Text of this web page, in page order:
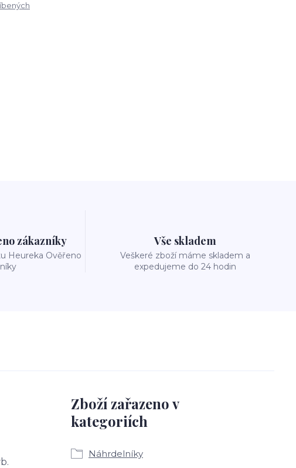
zákazníky
Heureka Ověřeno
Vše skladem
Veškeré zboží máme skladem a
expedujeme do 24 hodin
Zboží zařazeno v
kategoriích
Náhrdelníky